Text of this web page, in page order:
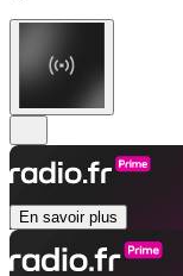
En savoir plus